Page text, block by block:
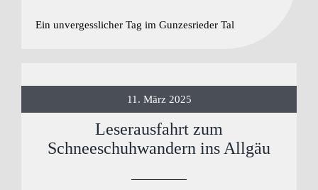
Ein unvergesslicher Tag im Gunzesrieder Tal
11. März 2025
Leserausfahrt zum
Schneeschuhwandern ins Allgäu